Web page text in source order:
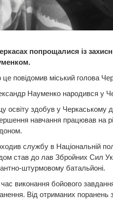
попрощалися із
це повідомив міський голова
Науменко народився у
освіту здобув у Черкаському
навчання працював на
службу в Національній
став до лав Збройних Сил
штурмовому батальйоні.
час виконання бойового
Від отриманих поранень